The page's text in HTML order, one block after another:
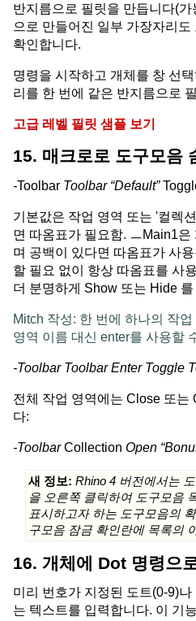
반지름으로 필릿을 만듭니다(
으로 만들어진 일부 가장자리도
확인합니다.
명령을 시작하고 개체를 창 선
리를 한 번에 같은 반지름으로
고급 레벨 필릿 샘플 보기
15. 매크로로 도구모음
-Toolbar Toolbar “Default”
기본값은 작업 영역 또는 '컬렉
면 따옴표가 필요함. ㅡMain1은
며 공백이 있다면 따옴표가 사
할 필요 없이 항상 따옴표를 사
더 분명하게 Show 또는 Hide
Mitch 작성: 한 번에 하나의 작
영역 이름 대신 enter를 사용할
-Toolbar Toolbar Enter Toggle
전체 작업 영역에는 Close 또는
다:
-ToolbarCollection Open
새 정보: Rhino 4 버전에서는
을 오른쪽 클릭하여 도구모음
표시하고자 하는 도구모음의
구모음 잠금 확인란에 목록의
16. 개체에 Dot 명령으
미리 번호가 지정된 도트(0-9)나
는 텍스트를 입력합니다. 이 기